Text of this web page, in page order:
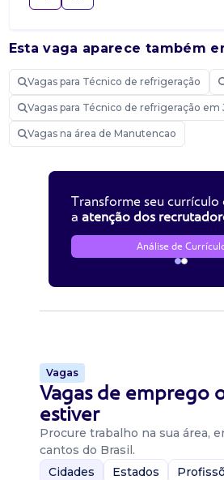
Esta vaga aparece também
Vagas para Técnico de refrigeração
Vagas para Técnico de refrigeração em
Vagas na área de Manutencao
Transforme seu currículo
a atenção dos
Análise de
Vagas
Vagas de emprego
estiver
Procure trabalho na sua área,
cantos do Brasil.
Cidades
Estados